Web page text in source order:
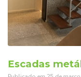
Escadas